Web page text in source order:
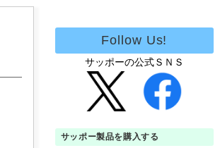
Follow Us!
サッポーの公式ＳＮＳ
サッポー製品を購入する